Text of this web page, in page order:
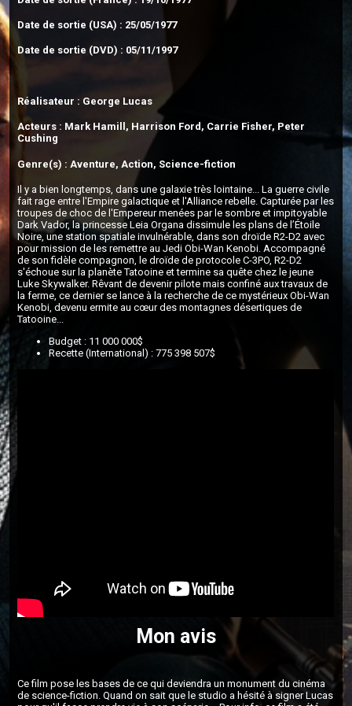
Date de sortie (USA) : 25/05/1977
Date de sortie (DVD) : 05/11/1997
Réalisateur : George Lucas
Acteurs : Mark Hamill, Harrison Ford, Carrie Fisher, Peter
Cushing
Genre(s) : Aventure, Action, Science-fiction
Il y a bien longtemps, dans une galaxie très lointaine... La guerre civile
fait rage entre l'Empire galactique et l'Alliance rebelle. Capturée par les
troupes de choc de l'Empereur menées par le sombre et impitoyable
Dark Vador, la princesse Leia Organa dissimule les plans de l’Étoile
Noire, une station spatiale invulnérable, dans son droïde R2-D2 avec
pour mission de les remettre au Jedi Obi-Wan Kenobi. Accompagné
de son fidèle compagnon, le droïde de protocole C-3PO, R2-D2
s'échoue sur la planète Tatooine et termine sa quête chez le jeune
Luke Skywalker. Rêvant de devenir pilote mais confiné aux travaux de
la ferme, ce dernier se lance à la recherche de ce mystérieux Obi-Wan
Kenobi, devenu ermite au cœur des montagnes désertiques de
Tatooine...
Budget : 11 000 000$
Recette (International) : 775 398 507$
Mon avis
Ce film pose les bases de ce qui deviendra un monument du cinéma
de science-fiction. Quand on sait que le studio a hésité à signer Lucas